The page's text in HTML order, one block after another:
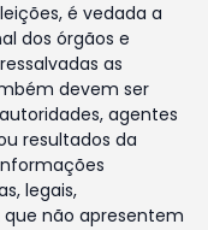
é vedada a
dos órgãos e
as
devem ser
agentes
resultados da
legais,
não apresentem